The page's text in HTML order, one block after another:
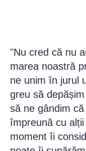
"Nu cred că nu
marea noastră
ne unim în jurul
greu să
să ne gândim
împreună cu
moment îi